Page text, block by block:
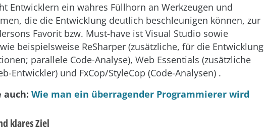
Entwicklern ein wahres Füllhorn an Werkzeugen und
die die Entwicklung deutlich beschleunigen können, zur
Favorit bzw. Must-have ist Visual Studio sowie
beispielsweise ReSharper (zusätzliche, für die Entwicklung
parallele Code-Analyse), Web Essentials (zusätzliche
Entwickler) und FxCop/StyleCop (Code-Analysen) .
auch: Wie man ein überragender Programmierer wird
klares Ziel